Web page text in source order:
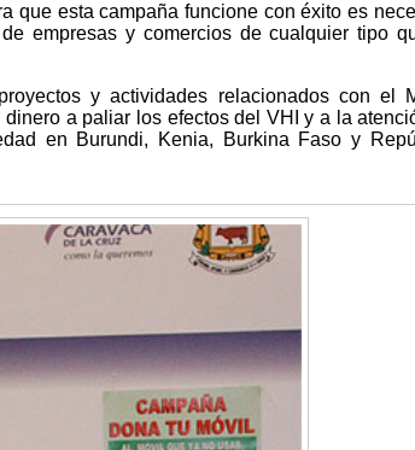
que esta campaña funcione con éxito es
empresas y comercios de cualquier tipo
y actividades relacionados con el
a paliar los efectos del VHI y a la
en Burundi, Kenia, Burkina Faso y